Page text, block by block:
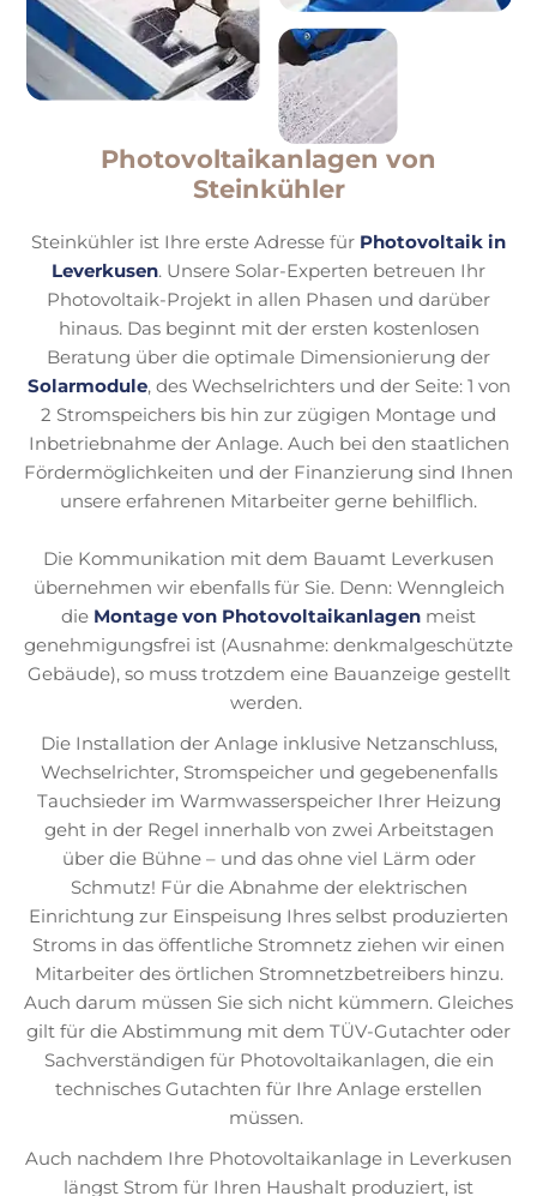
Photovoltaikanlagen von
Steinkühler
Steinkühler ist Ihre erste Adresse für Photovoltaik in
Leverkusen. Unsere Solar-Experten betreuen Ihr
Photovoltaik-Projekt in allen Phasen und darüber
hinaus. Das beginnt mit der ersten kostenlosen
Beratung über die optimale Dimensionierung der
Solarmodule, des Wechselrichters und der Seite: 1 von
2 Stromspeichers bis hin zur zügigen Montage und
Inbetriebnahme der Anlage. Auch bei den staatlichen
Fördermöglichkeiten und der Finanzierung sind Ihnen
unsere erfahrenen Mitarbeiter gerne behilflich.
Die Kommunikation mit dem Bauamt Leverkusen
übernehmen wir ebenfalls für Sie. Denn: Wenngleich
die Montage von Photovoltaikanlagen meist
genehmigungsfrei ist (Ausnahme: denkmalgeschützte
Gebäude), so muss trotzdem eine Bauanzeige gestellt
werden.
Die Installation der Anlage inklusive Netzanschluss,
Wechselrichter, Stromspeicher und gegebenenfalls
Tauchsieder im Warmwasserspeicher Ihrer Heizung
geht in der Regel innerhalb von zwei Arbeitstagen
über die Bühne – und das ohne viel Lärm oder
Schmutz! Für die Abnahme der elektrischen
Einrichtung zur Einspeisung Ihres selbst produzierten
Stroms in das öffentliche Stromnetz ziehen wir einen
Mitarbeiter des örtlichen Stromnetzbetreibers hinzu.
Auch darum müssen Sie sich nicht kümmern. Gleiches
gilt für die Abstimmung mit dem TÜV-Gutachter oder
Sachverständigen für Photovoltaikanlagen, die ein
technisches Gutachten für Ihre Anlage erstellen
müssen.
Auch nachdem Ihre Photovoltaikanlage in Leverkusen
längst Strom für Ihren Haushalt produziert, ist